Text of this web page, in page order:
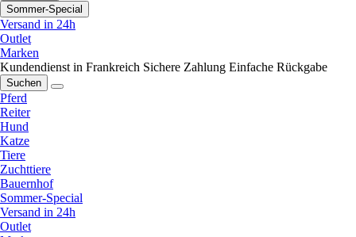
Sommer-Special
Versand in 24h
Outlet
Marken
Kundendienst in Frankreich Sichere Zahlung Einfache Rückgabe
Suchen
Pferd
Reiter
Hund
Katze
Tiere
Zuchttiere
Bauernhof
Sommer-Special
Versand in 24h
Outlet